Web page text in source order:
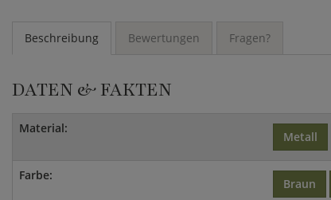
Beschreibung Bewertungen Fragen?
DATEN & FAKTEN
Material:
Metall
Farbe:
Braun